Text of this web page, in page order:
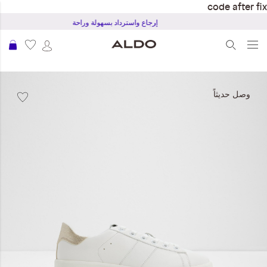
code after fix
إرجاع واسترداد بسهولة وراحة
النهاية
وصل حديثاً